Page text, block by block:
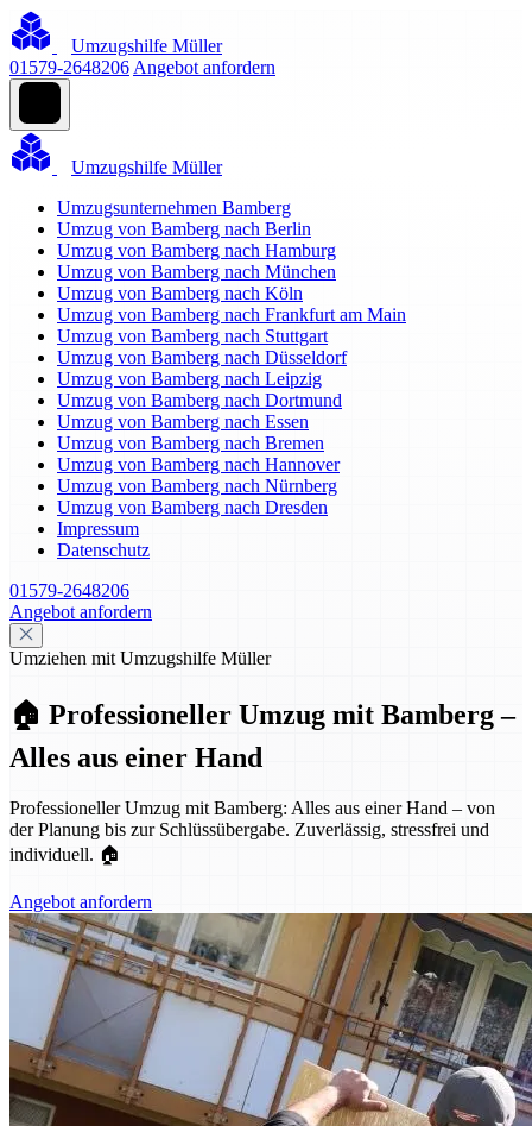
Umzugshilfe Müller
01579-2648206 Angebot anfordern
Umzugshilfe Müller
Umzugsunternehmen Bamberg
Umzug von Bamberg nach Berlin
Umzug von Bamberg nach Hamburg
Umzug von Bamberg nach München
Umzug von Bamberg nach Köln
Umzug von Bamberg nach Frankfurt am Main
Umzug von Bamberg nach Stuttgart
Umzug von Bamberg nach Düsseldorf
Umzug von Bamberg nach Leipzig
Umzug von Bamberg nach Dortmund
Umzug von Bamberg nach Essen
Umzug von Bamberg nach Bremen
Umzug von Bamberg nach Hannover
Umzug von Bamberg nach Nürnberg
Umzug von Bamberg nach Dresden
Impressum
Datenschutz
01579-2648206
Angebot anfordern
Umziehen mit Umzugshilfe Müller
🏠 Professioneller Umzug mit Bamberg –
Alles aus einer Hand
Professioneller Umzug mit Bamberg: Alles aus einer Hand – von
der Planung bis zur Schlüssübergabe. Zuverlässig, stressfrei und
individuell. 🏠
Angebot anfordern